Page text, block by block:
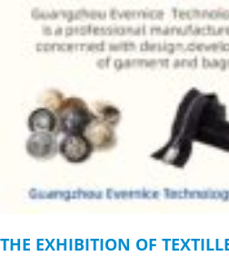
THE EXHIBITION OF